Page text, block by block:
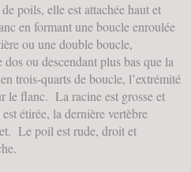
poils, elle est attachée haut et
en formant une boucle enroulée
ou une double boucle,
ou descendant plus bas que la
trois-quarts de boucle, l’extrémité
le flanc. La racine est grosse et
étirée, la dernière vertèbre
Le poil est rude, droit et